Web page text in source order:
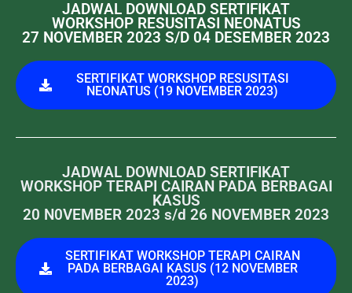
JADWAL DOWNLOAD SERTIFIKAT
WORKSHOP RESUSITASI NEONATUS
27 NOVEMBER 2023 S/D 04 DESEMBER 2023
SERTIFIKAT WORKSHOP RESUSITASI
NEONATUS (19 NOVEMBER 2023)
JADWAL DOWNLOAD SERTIFIKAT
WORKSHOP TERAPI CAIRAN PADA BERBAGAI
KASUS
20 N0VEMBER 2023 s/d 26 NOVEMBER 2023
SERTIFIKAT WORKSHOP TERAPI CAIRAN
PADA BERBAGAI KASUS (12 NOVEMBER
2023)